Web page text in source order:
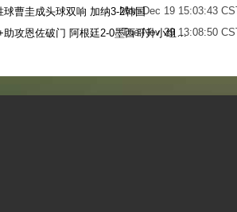
Mon Dec 19 15:03:43
球曹圭成头球双响 加纳3-2韩国
Tue Nov 29 13:08:50
梅西无解贴地斩+助攻恩佐破门 阿根廷2-0墨西哥升小组第二